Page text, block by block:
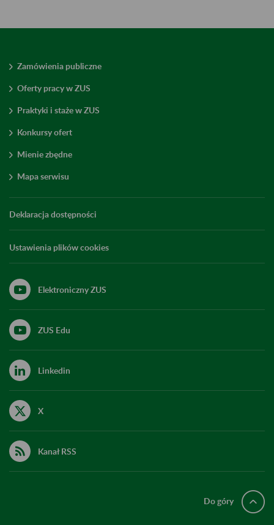
Zamówienia publiczne
Oferty pracy w ZUS
Praktyki i staże w ZUS
Konkursy ofert
Mienie zbędne
Mapa serwisu
Deklaracja dostępności
Ustawienia plików cookies
Elektroniczny ZUS
ZUS Edu
Linkedin
X
Kanał RSS
Do góry